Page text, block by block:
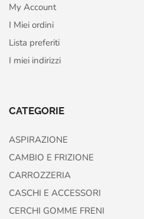
My Account
I Miei ordini
Lista preferiti
I miei indirizzi
CATEGORIE
ASPIRAZIONE
CAMBIO E FRIZIONE
CARROZZERIA
CASCHI E ACCESSORI
CERCHI GOMME FRENI